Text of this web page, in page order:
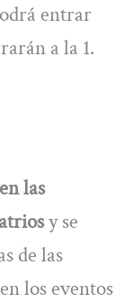
entrar
a la 1.
las
y se
de las
los eventos